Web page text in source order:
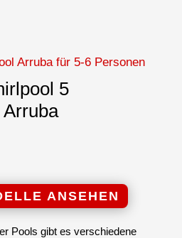
5
ANSEHEN
Pools gibt es verschiedene